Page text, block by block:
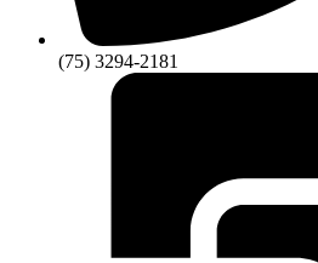
(75) 3294-2181